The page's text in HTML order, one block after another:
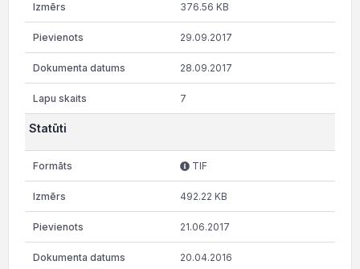
376.56 KB
29.09.2017
28.09.2017
7
Statūti
TIF
492.22 KB
21.06.2017
20.04.2016